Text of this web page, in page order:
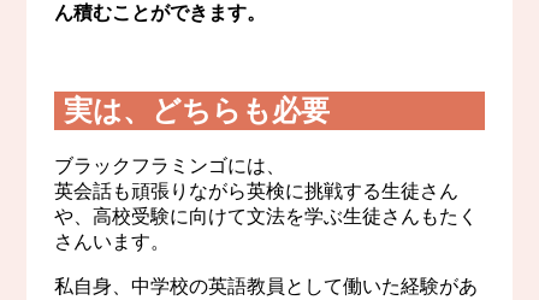
ん積むことができます。
実は、どちらも必要
ブラックフラミンゴには、
英会話も頑張りながら英検に挑戦する生徒さん
や、 高校受験に向けて文法を学ぶ生徒さんもたく
さんいます。
私自身、中学校の英語教員として働いた経験があ